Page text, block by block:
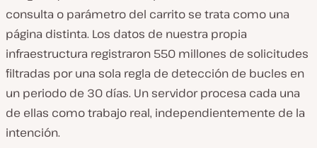
consulta o parámetro del carrito se trata como una
página distinta. Los datos de nuestra propia
infraestructura registraron 550 millones de solicitudes
filtradas por una sola regla de detección de bucles en
un periodo de 30 días. Un servidor procesa cada una
de ellas como trabajo real, independientemente de la
intención.